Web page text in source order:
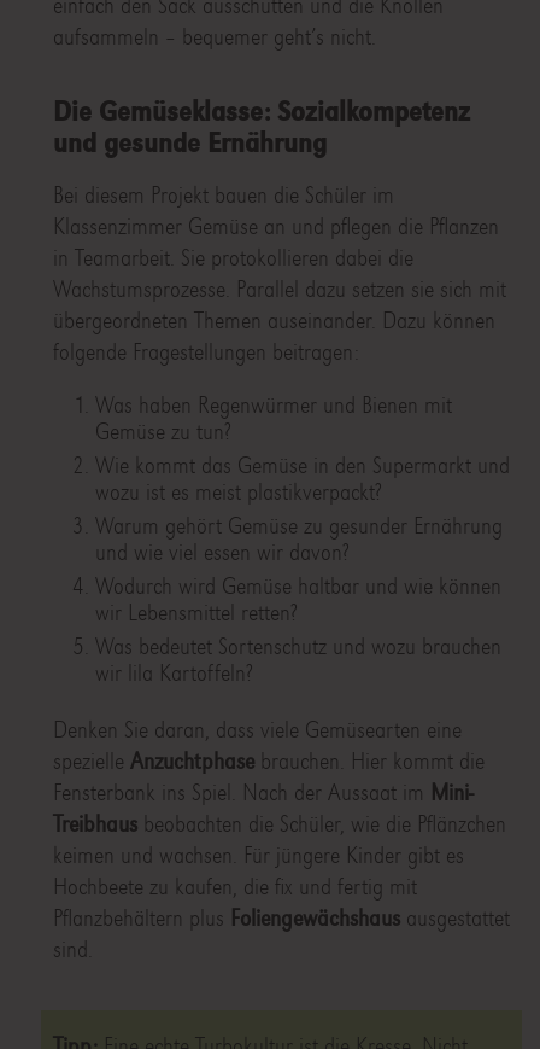
aufsammeln – bequemer geht’s nicht.
Die Gemüseklasse: Sozialkompetenz
und gesunde Ernährung
Bei diesem Projekt bauen die Schüler im
Klassenzimmer Gemüse an und pflegen die Pflanzen
in Teamarbeit. Sie protokollieren dabei die
Wachstumsprozesse. Parallel dazu setzen sie sich mit
übergeordneten Themen auseinander. Dazu können
folgende Fragestellungen beitragen:
Was haben Regenwürmer und Bienen mit
Gemüse zu tun?
Wie kommt das Gemüse in den Supermarkt und
wozu ist es meist plastikverpackt?
Warum gehört Gemüse zu gesunder Ernährung
und wie viel essen wir davon?
Wodurch wird Gemüse haltbar und wie können
wir Lebensmittel retten?
Was bedeutet Sortenschutz und wozu brauchen
wir lila Kartoffeln?
Denken Sie daran, dass viele Gemüsearten eine
spezielle Anzuchtphasebrauchen. Hier kommt die
Fensterbank ins Spiel. Nach der Aussaat im Mini-
Treibhausbeobachten die Schüler, wie die Pflänzchen
keimen und wachsen. Für jüngere Kinder gibt es
Hochbeete zu kaufen, die fix und fertig mit
Pflanzbehältern plus Foliengewächshausausgestattet
sind.